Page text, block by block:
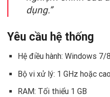
dụng.”
Yêu cầu hệ thống
Hệ điều hành: Windows
Bộ vi xử lý: 1 GHz hoặc
RAM: Tối thiểu 1 GB